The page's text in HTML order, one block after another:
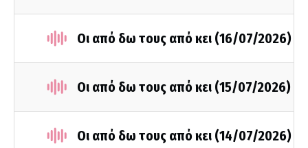
Οι από δω τους από κει (16/07/2026)
Οι από δω τους από κει (15/07/2026)
Οι από δω τους από κει (14/07/2026)